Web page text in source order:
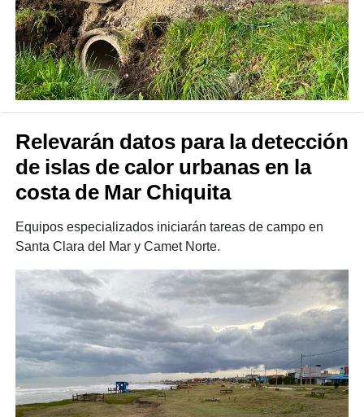
Relevarán datos para la detección
de islas de calor urbanas en la
costa de Mar Chiquita
Equipos especializados iniciarán tareas de campo en
Santa Clara del Mar y Camet Norte.